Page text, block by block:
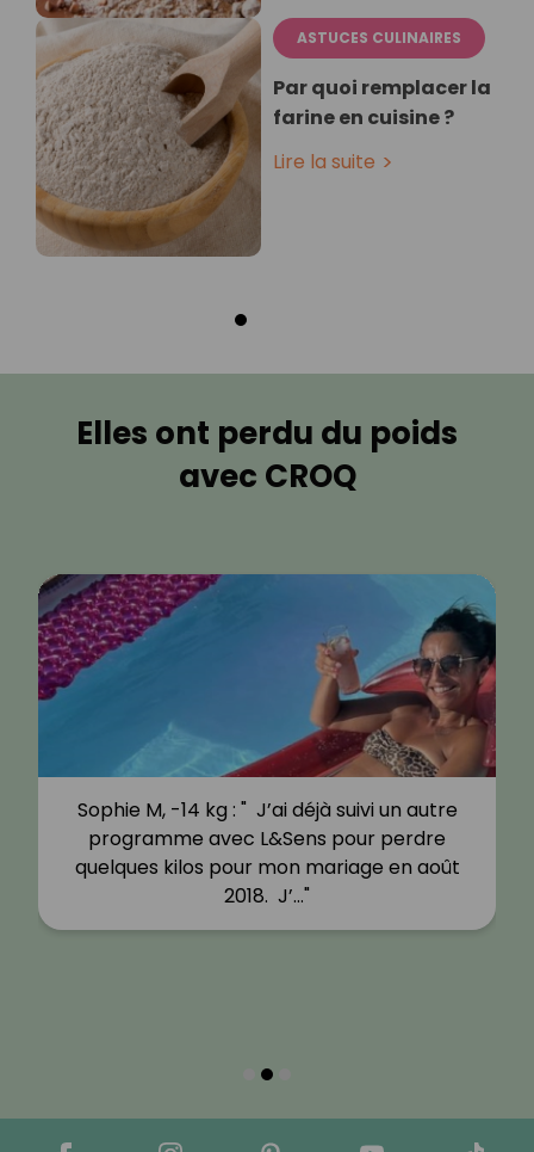
ASTUCES CULINAIRES
Par quoi remplacer la
farine en cuisine ?
Lire la suite
Elles ont perdu du poids
avec CROQ
Sophie M, -14 kg : " J’ai déjà suivi un autre
programme avec L&Sens pour perdre
quelques kilos pour mon mariage en août
2018. J’…"